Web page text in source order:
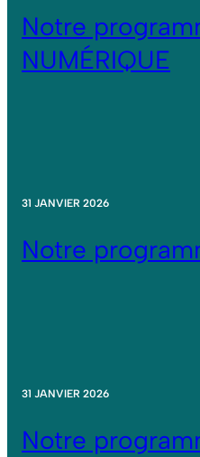
Notre
NUMÉRIQUE
31 JANVIER 2026
Notre
31 JANVIER 2026
Notre